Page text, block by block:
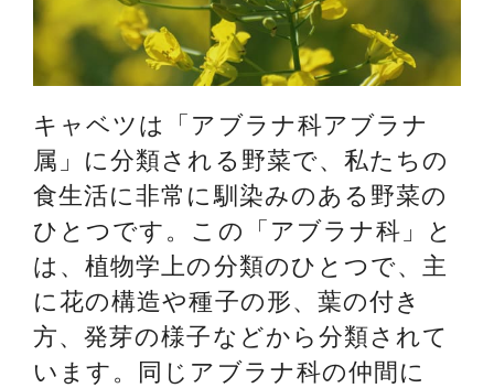
キャベツは「アブラナ科アブラナ
属」に分類される野菜で、私たちの
食生活に非常に馴染みのある野菜の
ひとつです。この「アブラナ科」と
は、植物学上の分類のひとつで、主
に花の構造や種子の形、葉の付き
方、発芽の様子などから分類されて
います。同じアブラナ科の仲間に